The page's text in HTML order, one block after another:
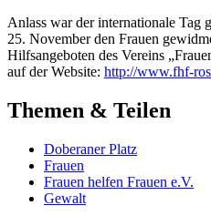
Anlass war der internationale Tag
25. November den Frauen
Hilfsangeboten des Vereins
auf der Website: http://www.fhf-
Themen & Teilen
Doberaner Platz
Frauen
Frauen helfen Frauen e.V.
Gewalt